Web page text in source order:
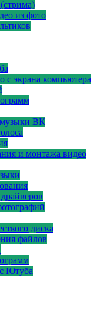
из фото
с экрана компьютера
ВК
и монтажа видео
диска
файлов
Ютуба